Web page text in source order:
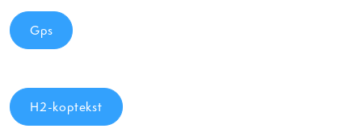
Gps
H2-koptekst